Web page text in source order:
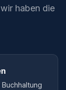
haben die